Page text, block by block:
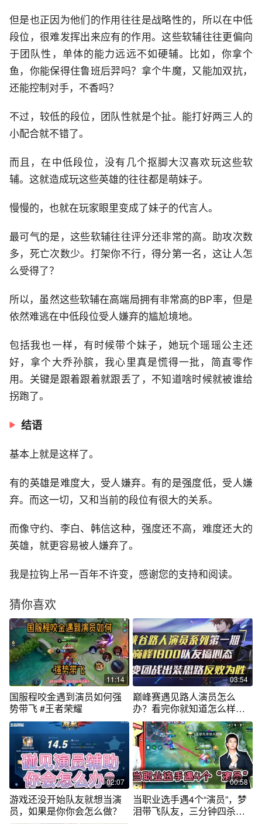
但是也正因为他们的作用往往是战略性的，所以在中低
段位，很难发挥出来应有的作用。这些软辅往往更偏向
于团队性，单体的能力远远不如硬辅。比如，你拿个
鱼，你能保得住鲁班后羿吗？拿个牛魔，又能加双抗，
还能控制对手，不香吗？
不过，较低的段位，团队性就是个扯。能打好两三人的
小配合就不错了。
而且，在中低段位，没有几个抠脚大汉喜欢玩这些软
辅。这就造成玩这些英雄的往往都是萌妹子。
慢慢的，也就在玩家眼里变成了妹子的代言人。
最可气的是，这些软辅往往评分还非常的高。助攻次数
多，死亡次数少。打架你不行，得分第一名，这让人怎
么受得了？
所以，虽然这些软辅在高端局拥有非常高的BP率，但是
依然难逃在中低段位受人嫌弃的尴尬境地。
包括我也一样，有时候带个妹子，她玩个瑶瑶公主还
好，拿个大乔孙膑，我心里真是慌得一批，简直零作
用。关键是跟着跟着就跟丢了，不知道啥时候就被谁给
拐跑了。
结语
基本上就是这样了。
有的英雄是难度大，受人嫌弃。有的是强度低，受人嫌
弃。而这一切，又和当前的段位有很大的关系。
而像守约、李白、韩信这种，强度还不高，难度还大的
英雄，就更容易被人嫌弃了。
我是拉钩上吊一百年不许变，感谢您的支持和阅读。
猜你喜欢
11:14
国服程咬金遇到演员如何强
势带飞 #王者荣耀
03:54
巅峰赛遇见路人演员怎么
办？看完你就知道怎么样反
败为胜了
02:07
游戏还没开始队友就想当演
员，如果是你你会怎么做？
00:58
当职业选手遇4个“演员”，梦
泪带飞队友，三分钟四杀你